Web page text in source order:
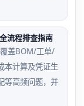
流程排查指南
盖BOM/工单/
本计算及凭证生
等高频问题，并